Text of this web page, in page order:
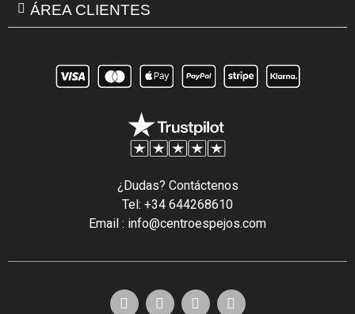
ÁREA CLIENTES
¿Dudas? Contáctenos
Tel: +34 644268610
Email : info@centroespejos.com